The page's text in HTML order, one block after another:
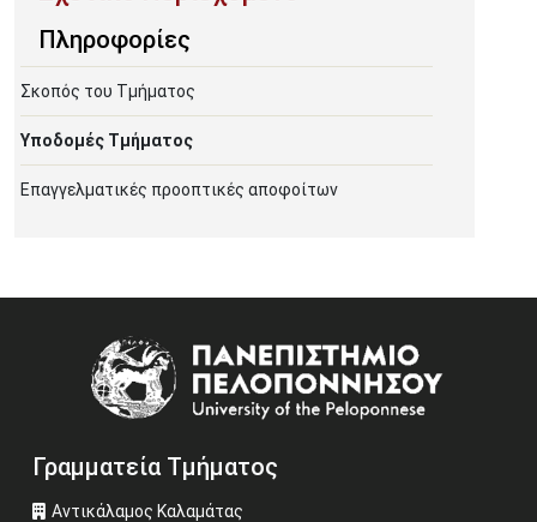
Πληροφορίες
Σκοπός του Τμήματος
Υποδομές Τμήματος
Επαγγελματικές προοπτικές αποφοίτων
Γραμματεία Τμήματος
Αντικάλαμος Καλαμάτας